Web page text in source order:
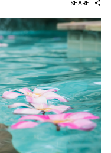
SHARE